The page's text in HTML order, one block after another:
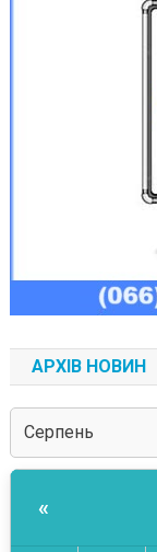
АРХІВ НОВИН
«